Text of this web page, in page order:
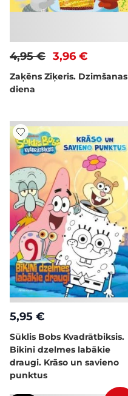
3,96 €
4,95 €
Zaķēns Ziķeris. Dzimšanas
diena
5,95 €
Sūklis Bobs Kvadrātbiksis.
Bikini dzelmes labākie
draugi. Krāso un savieno
punktus